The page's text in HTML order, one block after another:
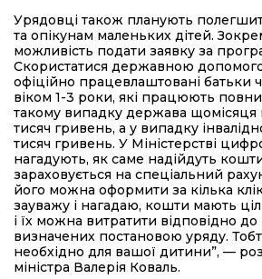
Урядовці також планують
та опікунам маленьких дітей.
можливість подати заявку за
Скористатися державною
офіційно працевлаштовані батьки
віком 1-3 роки, які працюють
такому випадку держава щомісяця
тисяч гривень, а у випадку
тисяч гривень. У Міністерстві
нагадують, як саме надійдуть
зараховується на спеціальний
його можна оформити за кілька
зауважу і нагадаю, кошти мають
і їх можна витратити відповідно до
визначених постановою уряду.
необхідно для вашої дитини”, —
міністра Валерія Коваль.